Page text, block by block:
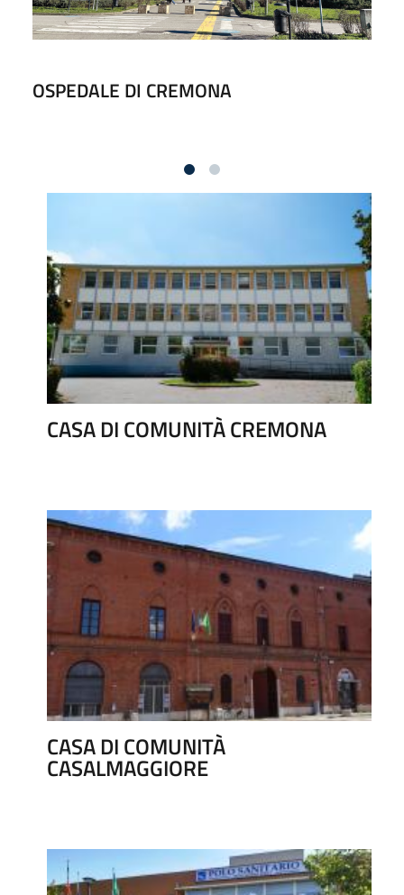
OSPEDALE DI CREMONA
CASA DI COMUNITÀ CREMONA
CASA DI COMUNITÀ
CASALMAGGIORE